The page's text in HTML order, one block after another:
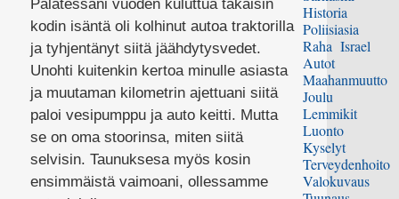
Palatessani vuoden kuluttua takaisin
kodin isäntä oli kolhinut autoa traktorilla
ja tyhjentänyt siitä jäähdytysvedet.
Unohti kuitenkin kertoa minulle asiasta
ja muutaman kilometrin ajettuani siitä
paloi vesipumppu ja auto keitti. Mutta
se on oma stoorinsa, miten siitä
selvisin. Taunuksesa myös kosin
ensimmäistä vaimoani, ollessamme
Historia
Poliisiasia
Raha Israel
Autot
Maahanmuutto
Joulu
Lemmikit
Luonto
Kyselyt
Terveydenhoito
Valokuvaus